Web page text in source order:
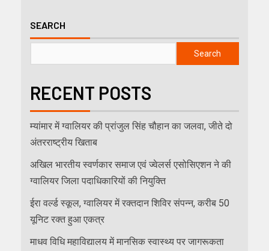
SEARCH
Search
RECENT POSTS
म्यांमार में ग्वालियर की प्रांजुल सिंह चौहान का जलवा, जीते दो
अंतरराष्ट्रीय खिताब
अखिल भारतीय स्वर्णकार समाज एवं ज्वेलर्स एसोसिएशन ने की
ग्वालियर जिला पदाधिकारियों की नियुक्ति
ईरा वर्ल्ड स्कूल, ग्वालियर में रक्तदान शिविर संपन्न, करीब 50
यूनिट रक्त हुआ एकत्र
माधव विधि महाविद्यालय में मानसिक स्वास्थ्य पर जागरूकता